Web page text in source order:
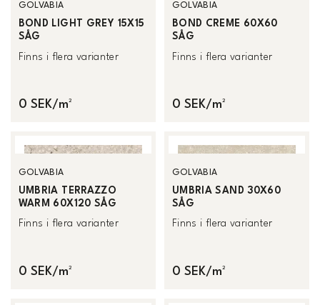
GOLVABIA
BOND LIGHT GREY 15X15
SÅG
Finns i flera varianter
0 SEK/m²
GOLVABIA
BOND CREME 60X60
SÅG
Finns i flera varianter
0 SEK/m²
GOLVABIA
UMBRIA TERRAZZO
WARM 60X120 SÅG
Finns i flera varianter
0 SEK/m²
GOLVABIA
UMBRIA SAND 30X60
SÅG
Finns i flera varianter
0 SEK/m²